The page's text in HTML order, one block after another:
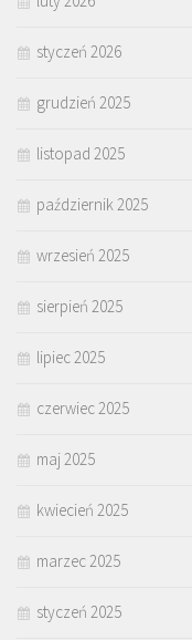
styczeń 2026
grudzień 2025
listopad 2025
październik 2025
wrzesień 2025
sierpień 2025
lipiec 2025
czerwiec 2025
maj 2025
kwiecień 2025
marzec 2025
styczeń 2025